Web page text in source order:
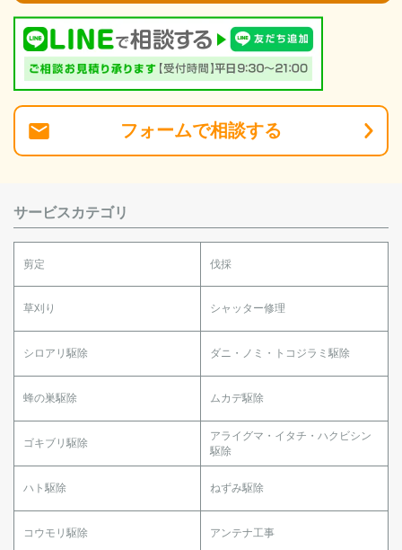
フォームで相談する
サービスカテゴリ
剪定 伐採
草刈り シャッター修理
シロアリ駆除 ダニ・ノミ・トコジラミ駆除
蜂の巣駆除 ムカデ駆除
ゴキブリ駆除
アライグマ・イタチ・ハクビシン
駆除
ハト駆除 ねずみ駆除
コウモリ駆除 アンテナ工事